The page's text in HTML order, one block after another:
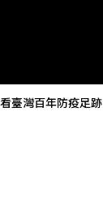
臺灣百年防疫足跡